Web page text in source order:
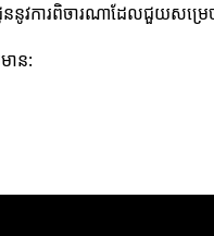
ននូវការពិចារណាដែលជួយសម្រ
ាន: